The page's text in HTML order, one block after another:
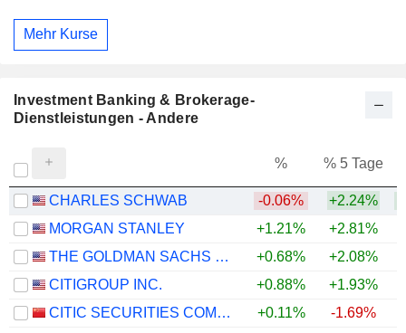
Mehr Kurse
Investment Banking & Brokerage-
Dienstleistungen - Andere
% % 5 Tage
CHARLES SCHWAB -0.06% +2.24%
MORGAN STANLEY
+1.21% +2.81%
THE GOLDMAN SACHS GROUP, INC.
+0.68% +2.08%
CITIGROUP INC.
+0.88% +1.93%
CITIC SECURITIES COMPANY LIMITED
+0.11% -1.69%